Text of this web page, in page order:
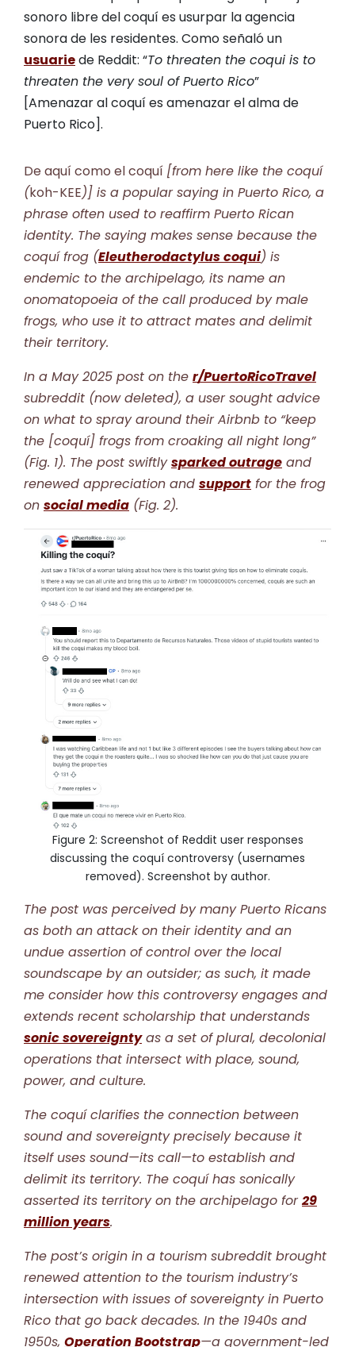
sonoro libre del coquí es usurpar la agencia
sonora de les residentes. Como señaló un
usuariede Reddit: “To threaten the coqui is to
threaten the very soul of Puerto Rico”
[Amenazar al coquí es amenazar el alma de
Puerto Rico].
De aquí como el coquí [from here like the coquí
(koh-KEE)] is a popular saying in Puerto Rico, a
phrase often used to reaffirm Puerto Rican
identity. The saying makes sense because the
coquí frog (Eleutherodactylus coqui) is
endemic to the archipelago, its name an
onomatopoeia of the call produced by male
frogs, who use it to attract mates and delimit
their territory.
In a May 2025 post on the r/PuertoRicoTravel
subreddit (now deleted), a user sought advice
on what to spray around their Airbnb to “keep
the [coquí] frogs from croaking all night long”
(Fig. 1). The post swiftlysparked outrage and
renewed appreciation and support for the frog
on social media (Fig. 2).
Figure 2: Screenshot of Reddit user responses
discussing the coquí controversy (usernames
removed). Screenshot by author.
The post was perceived by many Puerto Ricans
as both an attack on their identity and an
undue assertion of control over the local
soundscape by an outsider; as such, it made
me consider how this controversy engages and
extends recent scholarship that understands
sonic sovereigntyas a set of plural, decolonial
operations that intersect with place, sound,
power, and culture.
The coquí clarifies the connection between
sound and sovereignty precisely because it
itself uses sound—its call—to establish and
delimit its territory. The coquí has sonically
asserted its territory on the archipelago for29
million years.
The post’s origin in a tourism subreddit brought
renewed attention to the tourism industry’s
intersection with issues of sovereignty in Puerto
Rico that go back decades. In the 1940s and
1950s, Operation Bootstrap—a government-led